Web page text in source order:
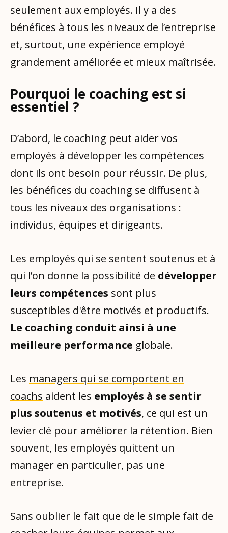
seulement aux employés. Il y a des
bénéfices à tous les niveaux de l’entreprise
et, surtout, une expérience employé
grandement améliorée et mieux maîtrisée.
Pourquoi le coaching est si
essentiel ?
D’abord, le coaching peut aider vos
employés à développer les compétences
dont ils ont besoin pour réussir. De plus,
les bénéfices du coaching se diffusent à
tous les niveaux des organisations :
individus, équipes et dirigeants.
Les employés qui se sentent soutenus et à
qui l’on donne la possibilité de développer
leurs compétences sont plus
susceptibles d'être motivés et productifs.
Le coaching conduit ainsi à une
meilleure performance globale.
Les managers qui se comportent en
coachs aident les employés à se sentir
plus soutenus et motivés, ce qui est un
levier clé pour améliorer la rétention. Bien
souvent, les employés quittent un
manager en particulier, pas une
entreprise.
Sans oublier le fait que de le simple fait de